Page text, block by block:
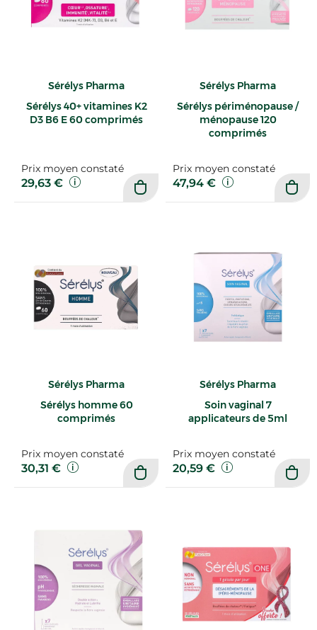
Sérélys Pharma
Sérélys 40+ vitamines K2
D3 B6 E 60 comprimés
Prix moyen constaté
29,63 €
Sérélys Pharma
Sérélys périménopause /
ménopause 120
comprimés
Prix moyen constaté
47,94 €
Sérélys Pharma
Sérélys homme 60
comprimés
Prix moyen constaté
30,31 €
Sérélys Pharma
Soin vaginal 7
applicateurs de 5ml
Prix moyen constaté
20,59 €